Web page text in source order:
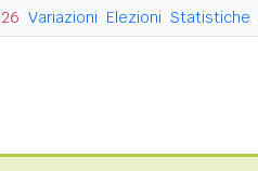
Variazioni Elezioni Statistiche